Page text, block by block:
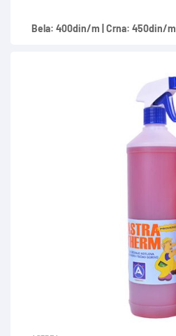
Bela: 400din/m | Crna: 450din/m